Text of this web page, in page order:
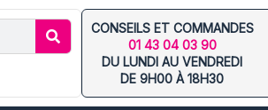
CONSEILS ET COMMANDES
01 43 04 03 90
DU LUNDI AU VENDREDI
DE 9H00 À 18H30